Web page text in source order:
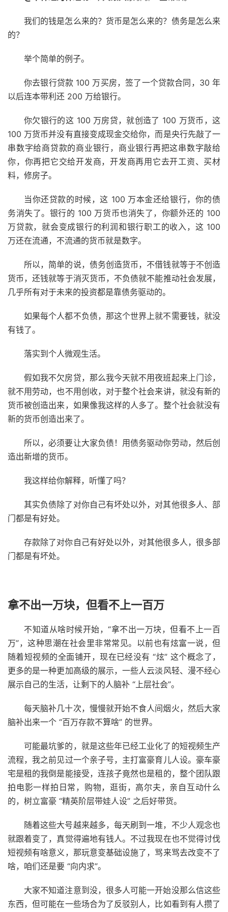
我们的钱是怎么来的？货币是怎么来的？债务是怎么来
的？
举个简单的例子。
你去银行贷款 100 万买房，签了一个贷款合同，30 年
以后连本带利还 200 万给银行。
你欠银行的这 100 万房贷，就创造了 100 万货币，这
100 万货币并没有直接变成现金交给你，而是央行先敲了一
串数字给商贷款的商业银行，商业银行再把这串数字敲给
你，你再把它交给开发商，开发商再用它去开工资、买材
料，修房子。
当你还贷款的时候，这 100 万本金还给银行，你的债
务消失了。银行的 100 万货币也消失了，你额外还的 100
万贷款，就会变成银行的利润和银行职工的收入，这 100
万还在流通，不流通的货币就是数字。
所以，简单的说，债务创造货币，不借钱就等于不创造
货币，还钱就等于消灭货币，不负债就不能推动社会发展，
几乎所有对于未来的投资都是靠债务驱动的。
如果每个人都不负债，那这个世界上就不需要钱，就没
有钱了。
落实到个人微观生活。
假如我不欠房贷，那么我今天就不用夜班起来上门诊，
就不用劳动，也不用创收，对于整个社会来讲，就没有新的
货币被创造出来，如果像我这样的人多了。整个社会就没有
新的货币创造出来了。
所以，必须要让大家负债！用债务驱动你劳动，然后创
造出新增的货币。
我这样给你解释，听懂了吗？
其实负债除了对你自己有坏处以外，对其他很多人、部
门都是有好处。
存款除了对你自己有好处以外，对其他很多人，很多部
门都是有坏处。
拿不出一万块，但看不上一百万
不知道从啥时候开始，“拿不出一万块，但看不上一百
万”，这种思潮在社会里非常常见。以前也有炫富一说，但
随着短视频的全面铺开，现在已经没有 “炫” 这个概念了，
更多的是一种更加高级的展示，一些人云淡风轻、漫不经心
展示自己的生活，让剩下的人脑补 “上层社会”。
每天脑补几十次，慢慢就开始不食人间烟火，然后大家
脑补出来一个 “百万存款不算啥” 的世界。
可能最坑爹的，就是这些年已经工业化了的短视频生产
流程，我之前见过一个亲子号，主打富豪育儿人设。豪车豪
宅是租的我倒是能接受，连孩子竟然也是租的，整个团队跟
拍电影一样拍日常，购物，逛街，高尔夫，亲自互动什么
的，树立富豪 “精英阶层带娃人设” 之后好带货。
随着这些大号越来越多，每天刷到一堆，不少人观念也
就跟着变了，真觉得遍地有钱人。不过我现在也不觉得讨伐
短视频有啥意义，那玩意变基础设施了，骂来骂去改变不了
啥，咱们还是要 “向内求”。
大家不知道注意到没，很多人可能一开始没那么信这些
东西，但可能在一些场合为了反驳别人，比如看到有人攒了